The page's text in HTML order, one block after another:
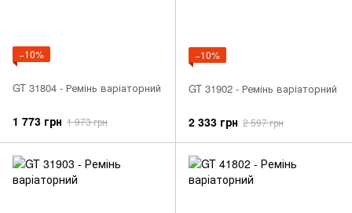
−10%
GT 31804 - Ремінь варіаторний
1 773 грн 1 973 грн
−10%
GT 31902 - Ремінь варіаторний
2 333 грн 2 597 грн